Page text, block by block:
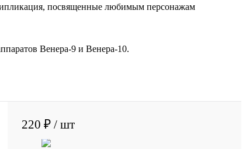
посвященные любимым персонажам
Венера-9 и Венера-10.
220 ₽ / шт